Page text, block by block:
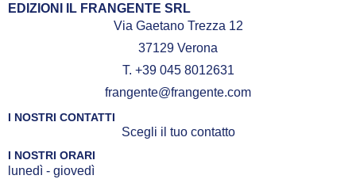
EDIZIONI IL FRANGENTE SRL
Via Gaetano Trezza 12
37129 Verona
T. +39 045 8012631
frangente@frangente.com
I NOSTRI CONTATTI
Scegli il tuo contatto
I NOSTRI ORARI
lunedì - giovedì